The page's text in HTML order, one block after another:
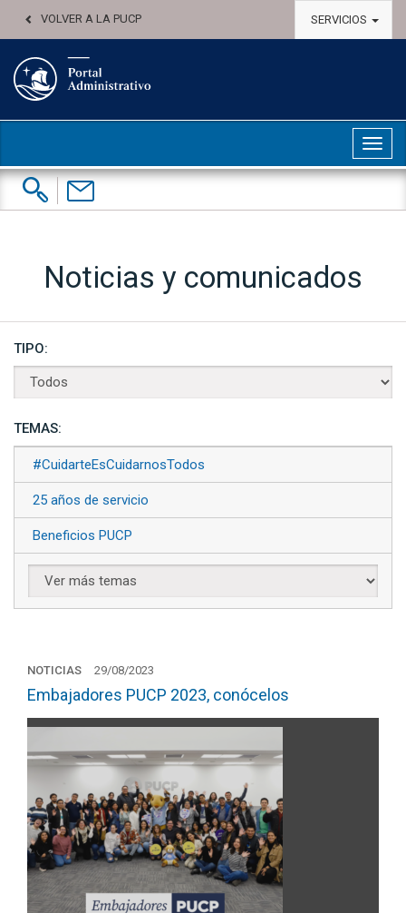
VOLVER A LA PUCP SERVICIOS
Buscar:
Contáctenos
Noticias y comunicados
TIPO:
TEMAS:
#CuidarteEsCuidarnosTodos
25 años de servicio
Beneficios PUCP
NOTICIAS 29/08/2023
Embajadores PUCP 2023, conócelos